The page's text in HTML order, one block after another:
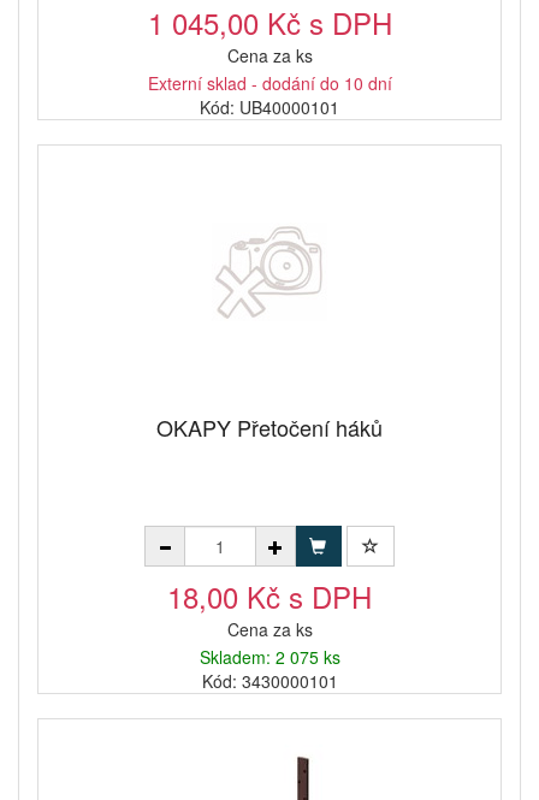
1 045,00 Kč s DPH
Cena za ks
Externí sklad - dodání do 10 dní
Kód: UB40000101
OKAPY Přetočení háků
18,00 Kč s DPH
Cena za ks
Skladem: 2 075 ks
Kód: 3430000101